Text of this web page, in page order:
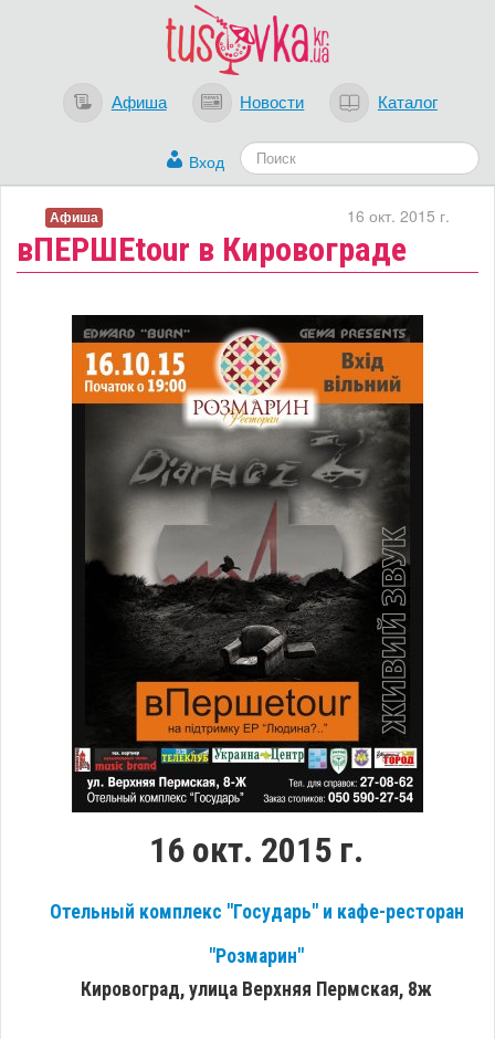
Афиша Новости Каталог
Вход
вПЕРШЕtour в Кировограде
16 окт. 2015 г.
Афиша
16 окт. 2015 г.
​Отельный комплекс "Государь" и кафе-ресторан
"Розмарин"
Кировоград, улица Верхняя Пермская, 8ж